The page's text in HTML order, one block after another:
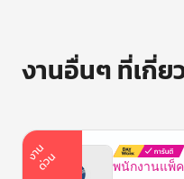
งานอื่นๆ ที่เกี่ย
ง
า
น
ด่
ว
น พนักงานแพ็